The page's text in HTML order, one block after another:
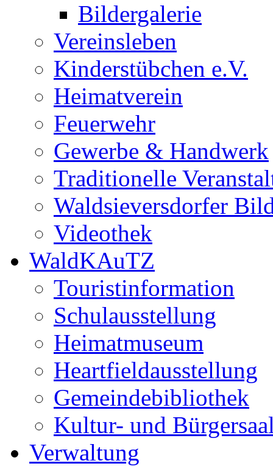
Bildergalerie
Vereinsleben
Kinderstübchen e.V.
Heimatverein
Feuerwehr
Gewerbe & Handwerk
Traditionelle
Waldsieversdorfer
Videothek
WaldKAuTZ
Touristinformation
Schulausstellung
Heimatmuseum
Heartfieldausstellung
Gemeindebibliothek
Kultur- und
Verwaltung